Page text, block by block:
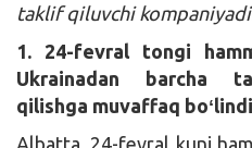
taklif qiluvchi
1. 24-fevral tongi
Ukrainadan barcha
qilishga muvaffaq
Albatta, 24-fevral kuni